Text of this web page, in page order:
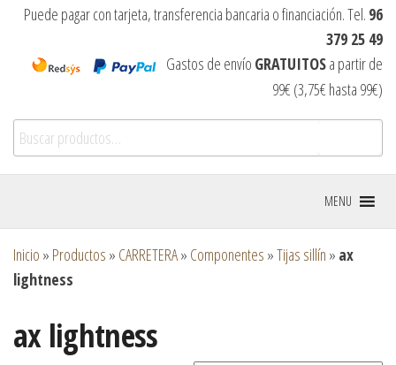
e
g
a
i
Puede pagar con tarjeta, transferencia bancaria o financiación. Tel. 96
379 25 49
Gastos de envío GRATUITOSa partir de
99€ (3,75€ hasta 99€)
MENU
Inicio » Productos » CARRETERA» Componentes »Tijas sillín » ax
lightness
ax lightness